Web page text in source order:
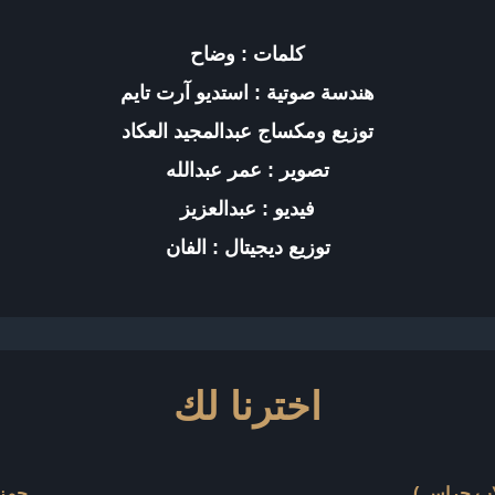
كلمات : وضاح
هندسة صوتية : استديو آرت تايم
توزيع ومكساج عبدالمجيد العكاد
تصوير : عمر عبدالله
فيديو : عبدالعزيز
توزيع ديجيتال : الفان
اخترنا لك